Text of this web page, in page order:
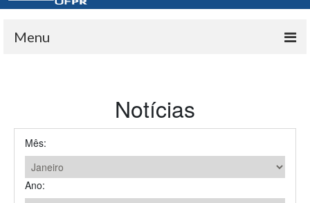
Menu
Notícias
Mês:
Ano: